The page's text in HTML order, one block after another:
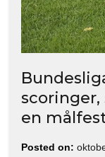
scoringer,
en
Posted on: